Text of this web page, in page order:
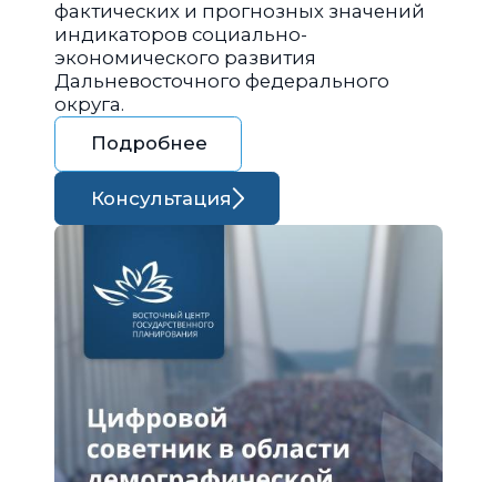
фактических и прогнозных значений
индикаторов социально-
экономического развития
Дальневосточного федерального
округа.
Подробнее
Консультация